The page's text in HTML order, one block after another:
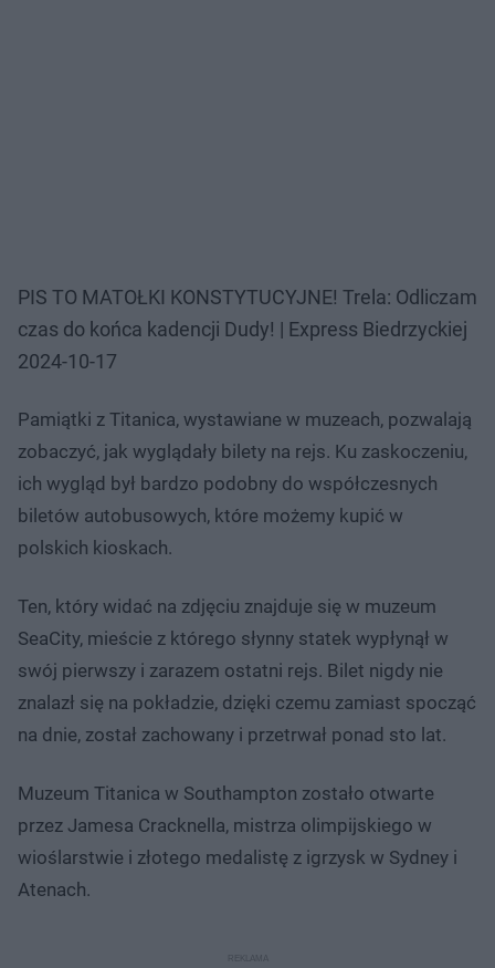
PIS TO MATOŁKI KONSTYTUCYJNE! Trela: Odliczam
czas do końca kadencji Dudy! | Express Biedrzyckiej
2024-10-17
Pamiątki z Titanica, wystawiane w muzeach, pozwalają
zobaczyć, jak wyglądały bilety na rejs. Ku zaskoczeniu,
ich wygląd był bardzo podobny do współczesnych
biletów autobusowych, które możemy kupić w
polskich kioskach.
Ten, który widać na zdjęciu znajduje się w muzeum
SeaCity, mieście z którego słynny statek wypłynął w
swój pierwszy i zarazem ostatni rejs. Bilet nigdy nie
znalazł się na pokładzie, dzięki czemu zamiast spocząć
na dnie, został zachowany i przetrwał ponad sto lat.
Muzeum Titanica w Southampton zostało otwarte
przez Jamesa Cracknella, mistrza olimpijskiego w
wioślarstwie i złotego medalistę z igrzysk w Sydney i
Atenach.